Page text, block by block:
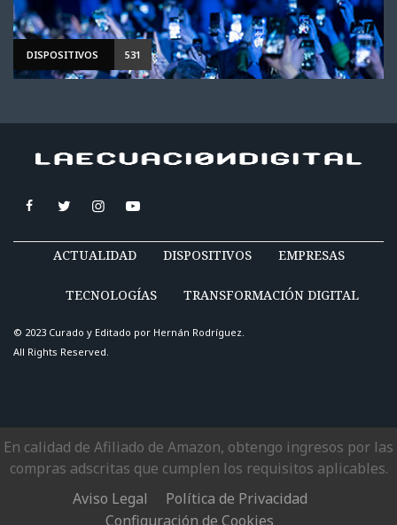
DISPOSITIVOS 531
ACTUALIDAD DISPOSITIVOS EMPRESAS
TECNOLOGÍAS TRANSFORMACIÓN DIGITAL
© 2023 Curado y Editado por Hernán Rodríguez.
All Rights Reserved.
En calidad de Afiliado de Amazon, obtengo ingresos por las
compras adscritas que cumplen los requisitos aplicables.
Aviso Legal
Política de Privacidad
Configuración de Cookies